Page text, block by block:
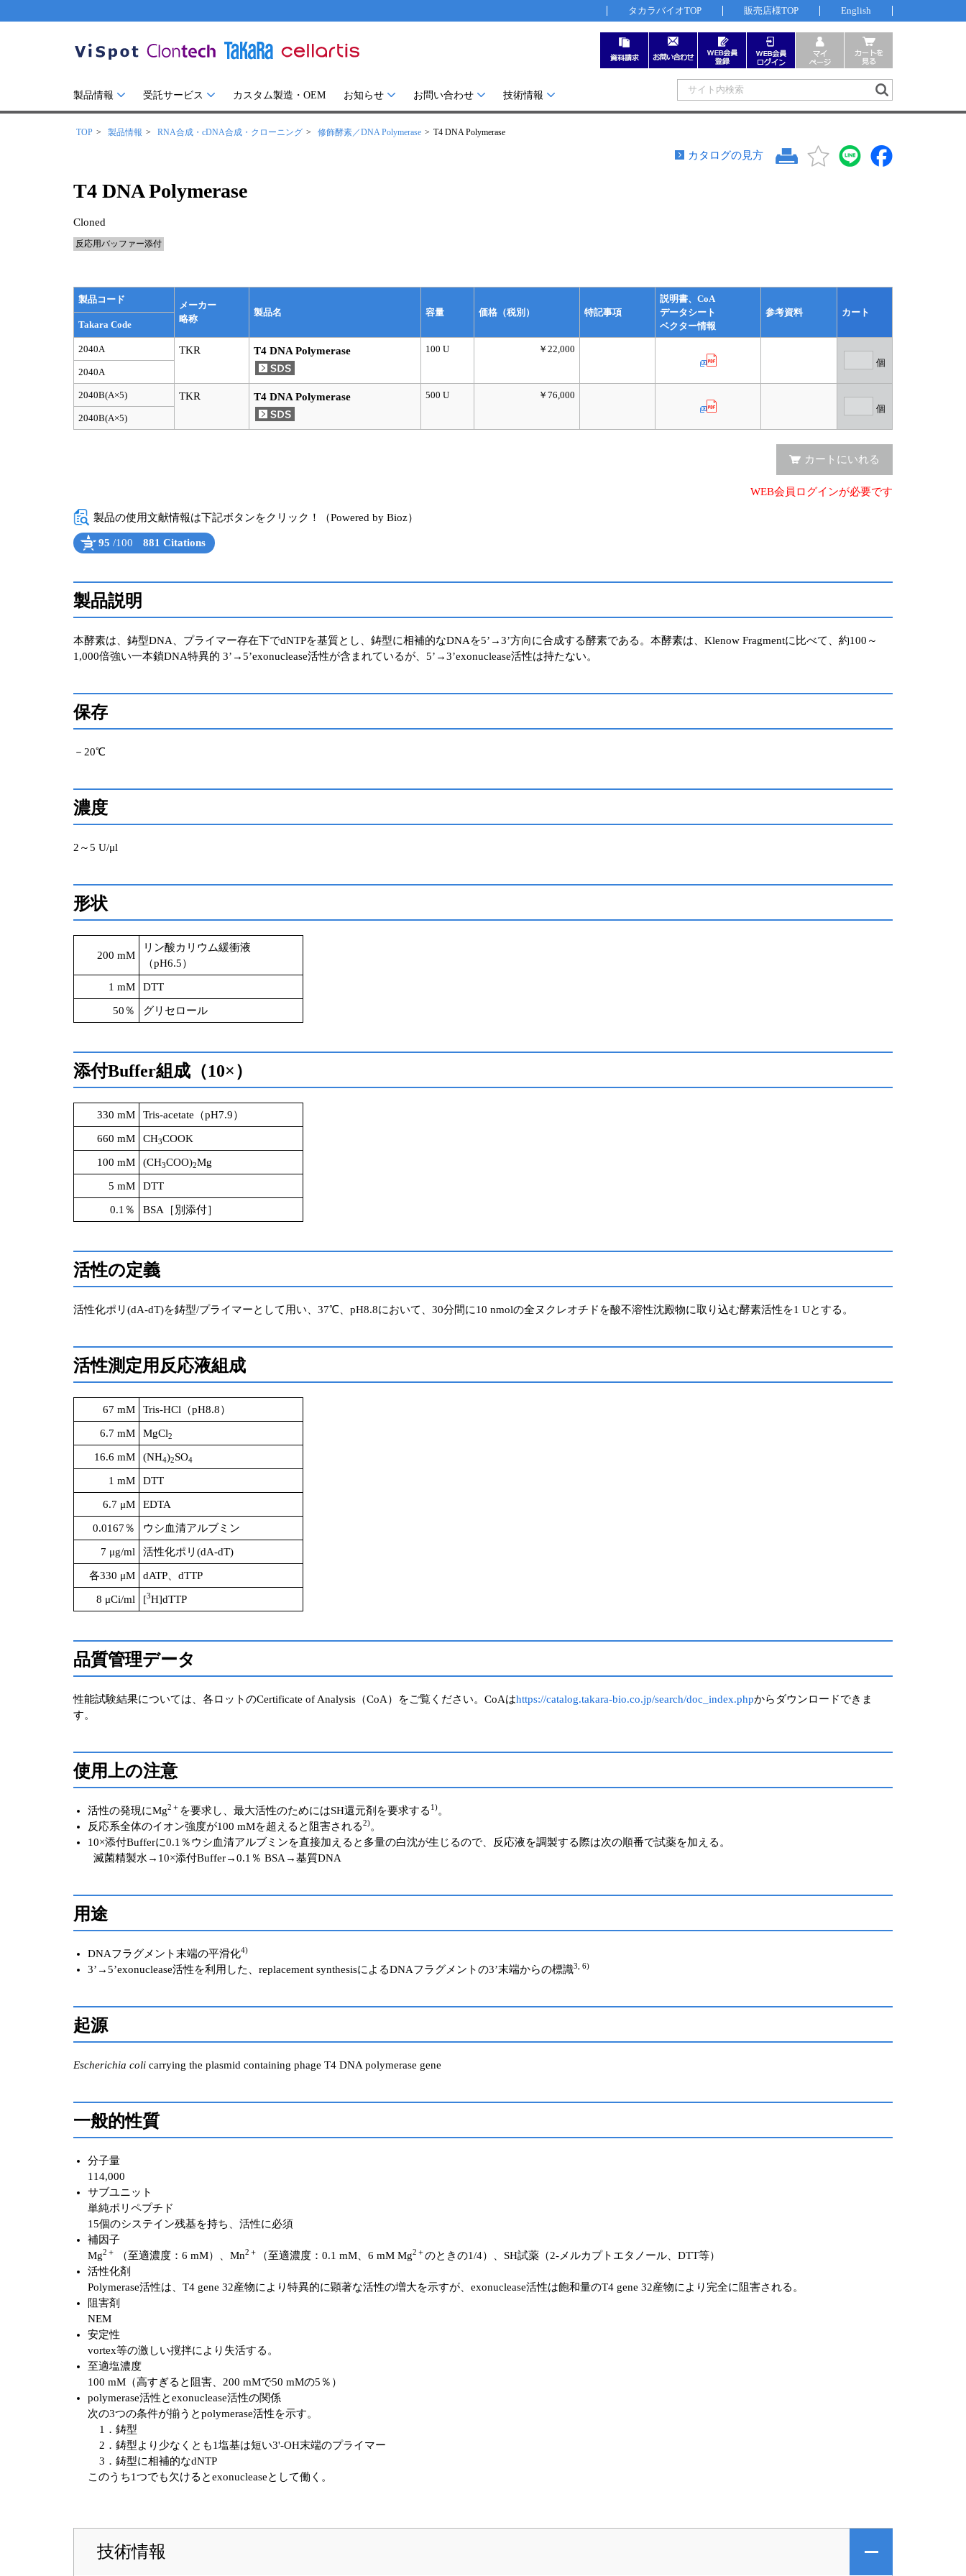
タカラバイオTOP 販売店様TOP English
製品情報 受託サービス カスタム製造・OEM お知らせ お問い合わせ 技術情報
TOP 製品情報 RNA合成・cDNA合成・クローニング 修飾酵素／DNA Polymerase T4 DNA Polymerase
カタログの見方
T4 DNA Polymerase
Cloned
反応用バッファー添付
製品コード
メーカー
略称
製品名 容量 価格（税別） 特記事項
説明書、CoA
データシート
ベクター情報
参考資料
カート
Takara Code
2040A TKR T4 DNA Polymerase 100 U
￥22,000
個
2040A
2040B(A×5) TKR T4 DNA Polymerase 500 U
￥76,000
個
2040B(A×5)
カートにいれる
WEB会員ログインが必要です
製品の使用文献情報は下記ボタンをクリック！（Powered by Bioz）
95 /100 881 Citations
製品説明
本酵素は、鋳型DNA、プライマー存在下でdNTPを基質とし、鋳型に相補的なDNAを5’→3’方向に合成する酵素である。本酵素は、Klenow Fragmentに比べて、約100～
1,000倍強い一本鎖DNA特異的 3’→5’exonuclease活性が含まれているが、5’→3’exonuclease活性は持たない。
保存
－20℃
濃度
2～5 U/μl
形状
200 mM
リン酸カリウム緩衝液
（pH6.5）
1 mM DTT
50％ グリセロール
添付Buffer組成（10×）
330 mM Tris-acetate（pH7.9）
660 mM CH3COOK
100 mM (CH3COO)2Mg
5 mM DTT
0.1％ BSA［別添付］
活性の定義
活性化ポリ(dA-dT)を鋳型/プライマーとして用い、37℃、pH8.8において、30分間に10 nmolの全ヌクレオチドを酸不溶性沈殿物に取り込む酵素活性を1 Uとする。
活性測定用反応液組成
67 mM Tris-HCl（pH8.8）
6.7 mM MgCl2
16.6 mM (NH4)2SO4
1 mM DTT
6.7 μM EDTA
0.0167％ ウシ血清アルブミン
7 μg/ml 活性化ポリ(dA-dT)
各330 μM dATP、dTTP
8 μCi/ml [3H]dTTP
品質管理データ
性能試験結果については、各ロットのCertificate of Analysis（CoA）をご覧ください。CoAはhttps://catalog.takara-bio.co.jp/search/doc_index.phpからダウンロードできま
す。
使用上の注意
活性の発現にMg2＋ を要求し、最大活性のためにはSH還元剤を要求する 1)。
反応系全体のイオン強度が100 mMを超えると阻害される2)。
10×添付Bufferに0.1％ウシ血清アルブミンを直接加えると多量の白沈が生じるので、反応液を調製する際は次の順番で試薬を加える。
滅菌精製水→10×添付Buffer→0.1％ BSA→基質DNA
用途
DNAフラグメント末端の平滑化4)
3’→5’exonuclease活性を利用した、replacement synthesisによるDNAフラグメントの3’末端からの標識3, 6)
起源
Escherichia coli carrying the plasmid containing phage T4 DNA polymerase gene
一般的性質
分子量
114,000
サブユニット
単純ポリペプチド
15個のシステイン残基を持ち、活性に必須
補因子
Mg2＋ （至適濃度：6 mM）、Mn2＋ （至適濃度：0.1 mM、6 mM Mg2＋のときの1/4）、SH試薬（2-メルカプトエタノール、DTT等）
活性化剤
Polymerase活性は、T4 gene 32産物により特異的に顕著な活性の増大を示すが、exonuclease活性は飽和量のT4 gene 32産物により完全に阻害される。
阻害剤
NEM
安定性
vortex等の激しい撹拌により失活する。
至適塩濃度
100 mM（高すぎると阻害、200 mMで50 mMの5％）
polymerase活性とexonuclease活性の関係
次の3つの条件が揃うとpolymerase活性を示す。
1．鋳型
2．鋳型より少なくとも1塩基は短い3'-OH末端のプライマー
3．鋳型に相補的なdNTP
このうち1つでも欠けるとexonucleaseとして働く。
技術情報